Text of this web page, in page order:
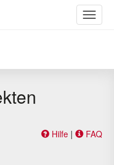
ein-/
Hilfe | FAQ